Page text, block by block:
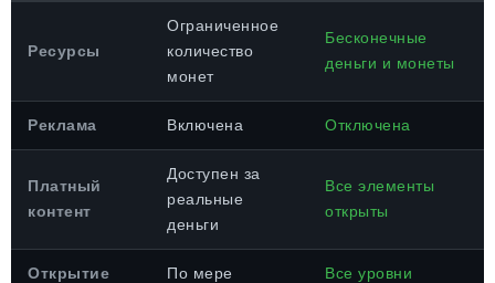
Ресурсы
Ограниченное
количество
монет
Бесконечные
деньги и монеты
Реклама Включена Отключена
Платный
контент
Доступен за
реальные
деньги
Все элементы
открыты
Открытие
По мере
Все уровни